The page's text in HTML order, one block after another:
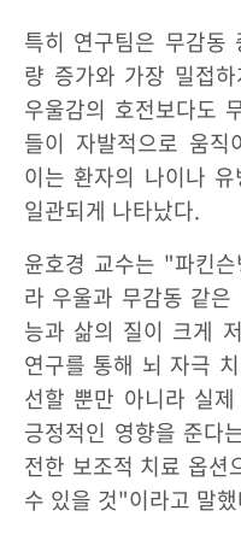
특히 연구팀은 무감동
량 증가와 가장 밀접
우울감의 호전보다도
들이 자발적으로 움
이는 환자의 나이나
일관되게 나타났다.
윤호경 교수는 "파킨
라 우울과 무감동 같
능과 삶의 질이 크게
연구를 통해 뇌 자극
선할 뿐만 아니라 실
긍정적인 영향을 준다
전한 보조적 치료 옵션
수 있을 것"이라고 말